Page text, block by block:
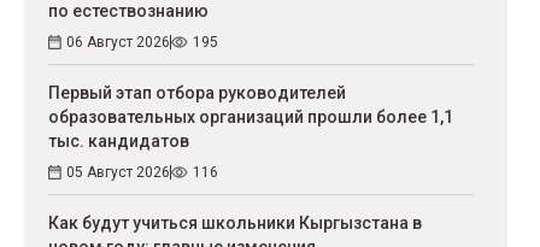
по естествознанию
06 Август 2026 195
Первый этап отбора руководителей
образовательных организаций прошли более 1,1
тыс. кандидатов
05 Август 2026 116
Как будут учиться школьники Кыргызстана в